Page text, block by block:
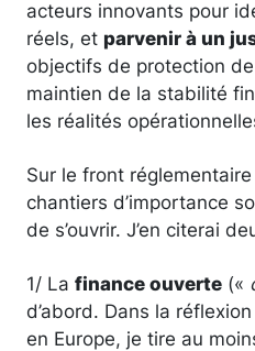
acteurs innovants pour
réels, et parvenir à un
objectifs de protection
maintien de la stabilité
les réalités
Sur le front
chantiers d’importance
de s’ouvrir. J’en citerai
1/ La finance ouverte («
d’abord. Dans la
en Europe, je tire au